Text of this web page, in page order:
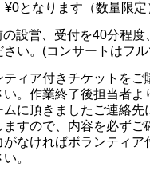
となります（数量限定
設営、受付を40分程
い。(コンサートはフ
ティア付きチケットをご
。作業終了後担当者よ
に頂きましたご連絡
すので、内容を必ず
なければボランティア
。